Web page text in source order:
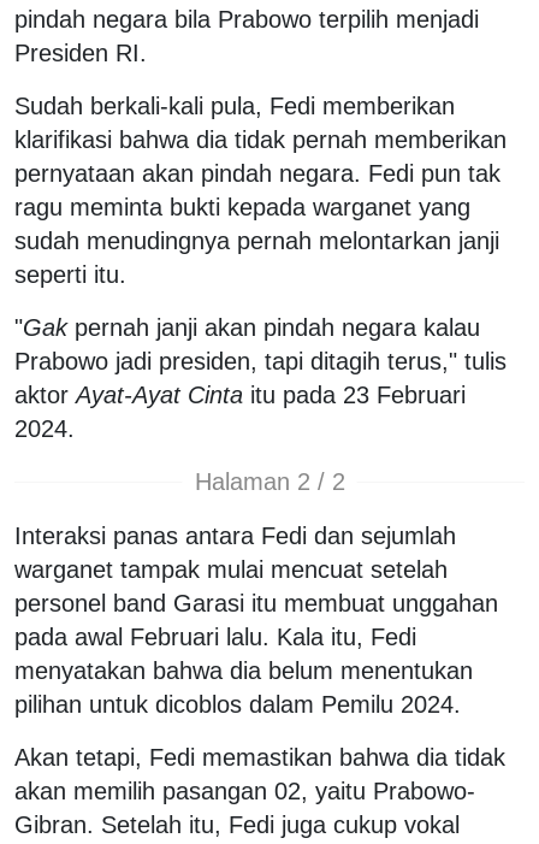
pindah negara bila Prabowo terpilih menjadi
Presiden RI.
Sudah berkali-kali pula, Fedi memberikan
klarifikasi bahwa dia tidak pernah memberikan
pernyataan akan pindah negara. Fedi pun tak
ragu meminta bukti kepada warganet yang
sudah menudingnya pernah melontarkan janji
seperti itu.
"Gakpernah janji akan pindah negara kalau
Prabowo jadi presiden, tapi ditagih terus," tulis
aktorAyat-Ayat Cinta itu pada 23 Februari
2024.
Halaman 2 / 2
Interaksi panas antara Fedi dan sejumlah
warganet tampak mulai mencuat setelah
personel band Garasi itu membuat unggahan
pada awal Februari lalu. Kala itu, Fedi
menyatakan bahwa dia belum menentukan
pilihan untuk dicoblos dalam Pemilu 2024.
Akan tetapi, Fedi memastikan bahwa dia tidak
akan memilih pasangan 02, yaitu Prabowo-
Gibran. Setelah itu, Fedi juga cukup vokal